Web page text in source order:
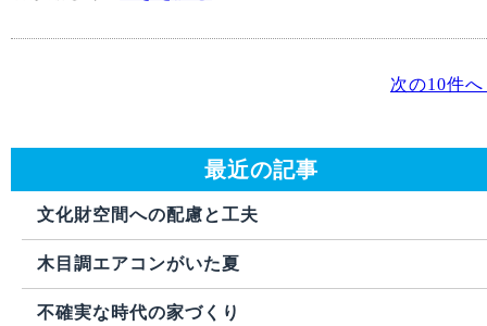
次の10件
最近の記事
文化財空間への配慮と工夫
木目調エアコンがいた夏
不確実な時代の家づくり